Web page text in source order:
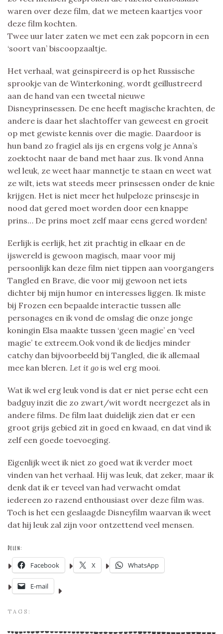
waren over deze film, dat we meteen kaartjes voor
deze film kochten.
Twee uur later zaten we met een zak popcorn in een
‘soort van’ biscoopzaaltje.
Het verhaal, wat geinspireerd is op het Russische
sprookje van de Winterkoning, wordt geillustreerd
aan de hand van een tweetal nieuwe
Disneyprinsessen. De ene heeft magische krachten, de
andere is daar het slachtoffer van geweest en groeit
op met gewiste kennis over die magie. Daardoor is
hun band zo fragiel als ijs en ergens volg je Anna’s
zoektocht naar de band met haar zus. Ik vond Anna
wel leuk, ze weet haar mannetje te staan en weet wat
ze wilt, iets wat steeds meer prinsessen onder de knie
krijgen. Het is niet meer het hulpeloze prinsesje in
nood dat gered moet worden door een knappe
prins… De prins moet zelf maar eens gered worden!
Eerlijk is eerlijk, het zit prachtig in elkaar en de
ijswereld is gewoon magisch, maar voor mij
persoonlijk kan deze film niet tippen aan voorgangers
Tangled en Brave, die voor mij gewoon net iets
dichter bij mijn humor en interesses liggen. Ik miste
bij Frozen een bepaalde interactie tussen alle
personages en ik vond de omslag die onze jonge
koningin Elsa maakte tussen ‘geen magie’ en ‘veel
magie’ te extreem.Ook vond ik de liedjes minder
catchy dan bijvoorbeeld bij Tangled, die ik allemaal
mee kan bleren. Let it go is wel erg mooi.
Wat ik wel erg leuk vond is dat er niet perse echt een
badguy inzit die zo zwart/wit wordt neergezet als in
andere films. De film laat duidelijk zien dat er een
groot grijs gebied zit in goed en kwaad, en dat vind ik
zelf een goede toevoeging.
Eigenlijk weet ik niet zo goed wat ik verder moet
vinden van het verhaal. Hij was leuk, dat zeker, maar ik
denk dat ik er teveel van had verwacht omdat
iedereen zo razend enthousiast over deze film was.
Toch is het een geslaagde Disneyfilm waarvan ik weet
dat hij leuk zal zijn voor ontzettend veel mensen.
Delen:
Facebook X WhatsApp
E-mail
TAGS: